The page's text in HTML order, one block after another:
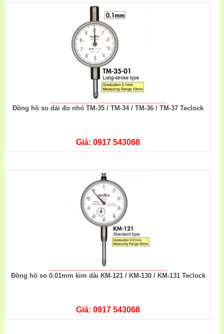
Đồng hồ so dải đo nhỏ TM-35 / TM-34 / TM-36 / TM-37 Teclock
Giá: 0917 543068
Đồng hồ so 0.01mm kim dài KM-121 / KM-130 / KM-131 Teclock
Giá: 0917 543068